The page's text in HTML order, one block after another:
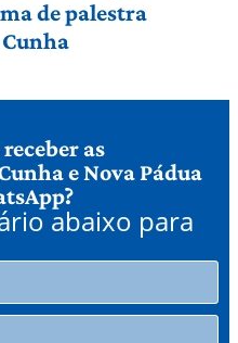
de palestra
as
e Nova Pádua
abaixo para